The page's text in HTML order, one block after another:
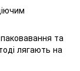
та
лягають на